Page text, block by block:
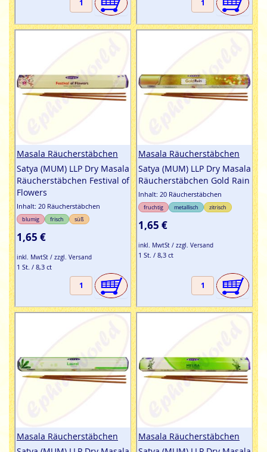
Masala Räucherstäbchen
Satya (MUM) LLP Dry Masala
Räucherstäbchen Festival of
Flowers
Inhalt: 20 Räucherstäbchen
blumig frisch süß
1,65 €
inkl. MwtSt / zzgl. Versand
1 St. / 8,3 ct
Masala Räucherstäbchen
Satya (MUM) LLP Dry Masala
Räucherstäbchen Gold Rain
Inhalt: 20 Räucherstäbchen
fruchtig metallisch zitrisch
1,65 €
inkl. MwtSt / zzgl. Versand
1 St. / 8,3 ct
Masala Räucherstäbchen
Masala Räucherstäbchen